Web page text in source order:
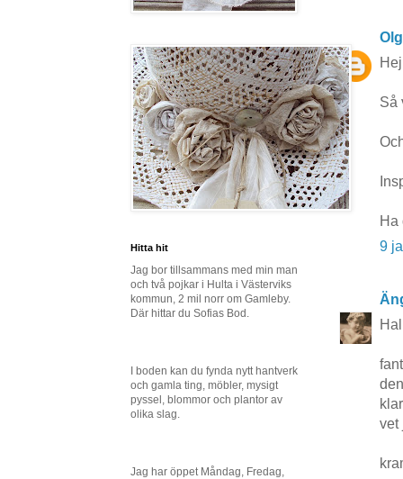
Så
Ha
9
vet
Hitta hit
Jag bor tillsammans med min man
och två pojkar i Hulta i Västerviks
kommun, 2 mil norr om Gamleby.
Där hittar du Sofias Bod.
I boden kan du fynda nytt hantverk
och gamla ting, möbler, mysigt
pyssel, blommor och plantor av
olika slag.
Jag har öppet Måndag, Fredag,